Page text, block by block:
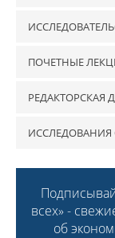
ПОЧЕТНЫЕ
РЕДАКТОРСКАЯ
ИССЛЕДОВАНИЯ
всех» -
об